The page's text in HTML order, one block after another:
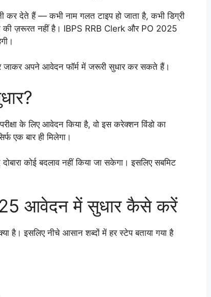
देते हैं — कभी नाम गलत टाइप हो जाता है, कभी डिग्री
की ज़रूरत नहीं है। IBPS RRB Clerk और PO 2025
जाकर अपने आवेदन फॉर्म में जरूरी सुधार कर सकते हैं।
के लिए आवेदन किया है, वो इस करेक्शन विंडो का
एक बार ही मिलेगा।
कोई बदलाव नहीं किया जा सकेगा। इसलिए सबमिट
आवेदन में सुधार कैसे करें
है। इसलिए नीचे आसान शब्दों में हर स्टेप बताया गया है